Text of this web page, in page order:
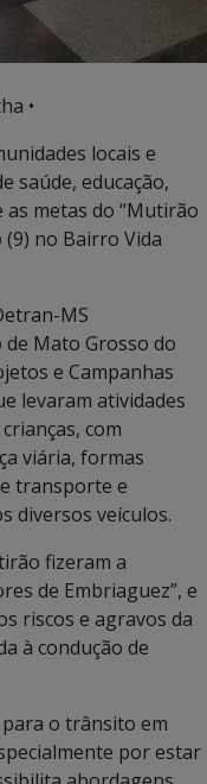
•
locais e
saúde, educação,
metas do “Mutirão
no Bairro Vida
MS
Mato Grosso do
e Campanhas
levaram atividades
com
viária, formas
transporte e
diversos veículos.
fizeram a
de Embriaguez”, e
riscos e agravos da
à condução de
o trânsito em
por estar